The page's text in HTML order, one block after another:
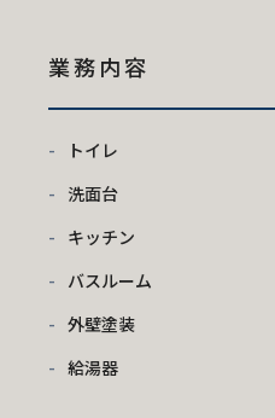
業務内容
トイレ
洗面台
キッチン
バスルーム
外壁塗装
給湯器